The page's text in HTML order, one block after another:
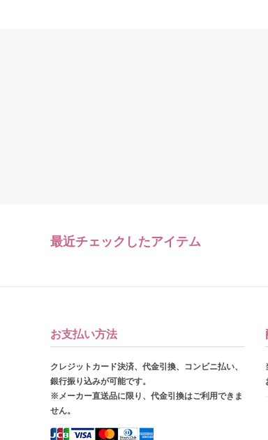
最近チェックしたアイテム
お支払い方法
クレジットカード決済、代金引換、コンビニ払い、
銀行振り込みが可能です。
※メーカー直送品に限り、代金引換はご利用できま
せん。